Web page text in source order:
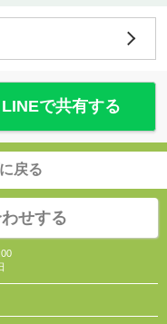
LINEで共有する
戻る
せする